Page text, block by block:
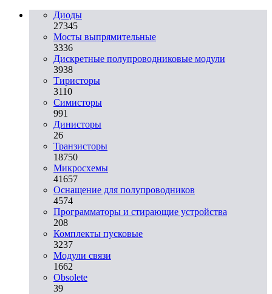
Диоды
27345
Мосты выпрямительные
3336
Дискретные полупроводниковые модули
3938
Тиристоры
3110
Симисторы
991
Динисторы
26
Транзисторы
18750
Микросхемы
41657
Оснащение для полупроводников
4574
Программаторы и стирающие устройства
208
Комплекты пусковые
3237
Модули связи
1662
Obsolete
39